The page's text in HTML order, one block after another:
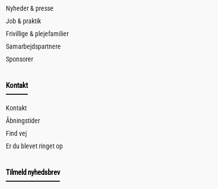
Nyheder & presse
Job & praktik
Frivillige & plejefamilier
Samarbejdspartnere
Sponsorer
Kontakt
Kontakt
Åbningstider
Find vej
Er du blevet ringet op
Tilmeld nyhedsbrev